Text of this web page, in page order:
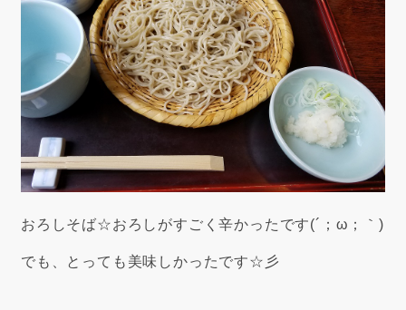
おろしそば☆おろしがすごく辛かったです(´；ω；｀)
でも、とっても美味しかったです☆彡